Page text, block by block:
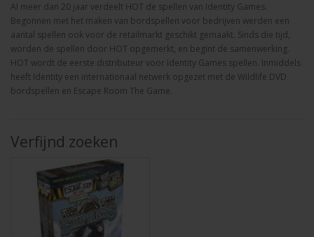
Al meer dan 20 jaar verdeelt HOT de spellen van Identity Games.
Begonnen met het maken van bordspellen voor bedrijven werden een
aantal spellen ook voor de retailmarkt geschikt gemaakt. Sinds die tijd,
worden de spellen door HOT opgemerkt, en begint de samenwerking.
HOT wordt de eerste distributeur voor Identity Games spellen. Inmiddels
heeft Identity een internationaal netwerk opgezet met de Wildlife DVD
bordspellen en Escape Room The Game.
Verfijnd zoeken